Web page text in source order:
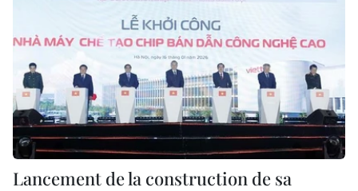
Lancement de la construction de sa